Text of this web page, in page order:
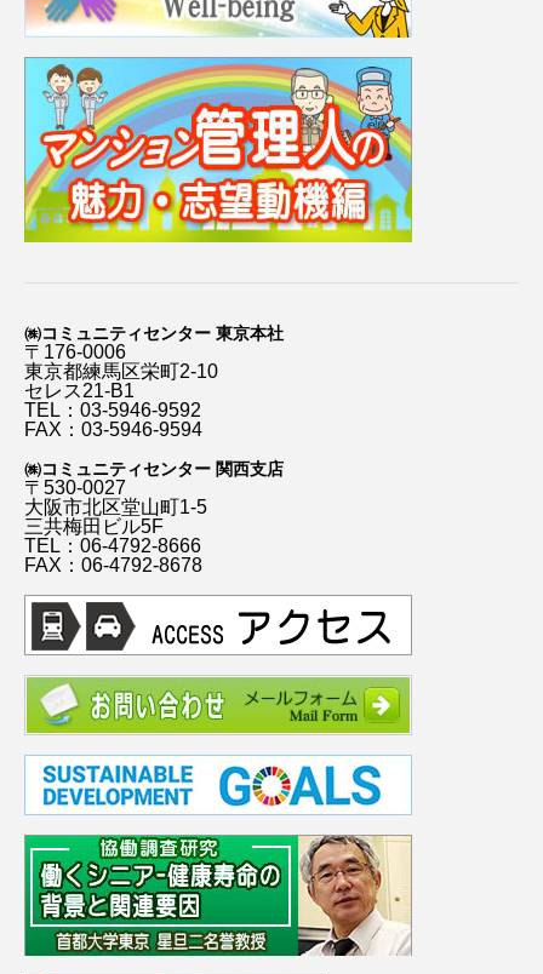
㈱コミュニティセンター 東京本社
〒176-0006
東京都練馬区栄町2-10
セレス21-B1
TEL：03-5946-9592
FAX：03-5946-9594
㈱コミュニティセンター 関西支店
〒530-0027
大阪市北区堂山町1-5
三共梅田ビル5F
TEL：06-4792-8666
FAX：06-4792-8678